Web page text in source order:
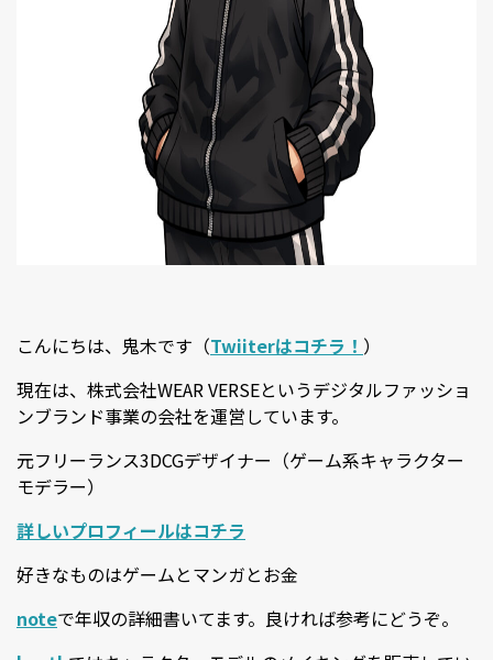
こんにちは、鬼木です（Twiiterはコチラ！ ）
現在は、株式会社WEAR VERSEというデジタルファッショ
ンブランド事業の会社を運営しています。
元フリーランス3DCGデザイナー（ゲーム系キャラクター
モデラー）
詳しいプロフィールはコチラ
好きなものはゲームとマンガとお金
noteで年収の詳細書いてます。良ければ参考にどうぞ。